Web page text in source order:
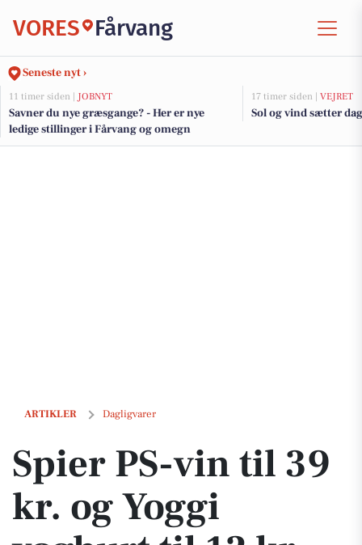
VORES Fårvang
Seneste nyt ›
11 timer siden | JOBNYT
Savner du nye græsgange? - Her er nye
ledige stillinger i Fårvang og omegn
17 timer siden | VEJRET
Sol og vind sætter
ARTIKLER Dagligvarer
Spier PS-vin til 39 kr. og Yoggi yoghurt til 12 kr. - Se de lokale tilbud
Spier PS-vin til 39
kr. og Yoggi